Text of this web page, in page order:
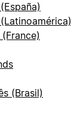
(Brasil)